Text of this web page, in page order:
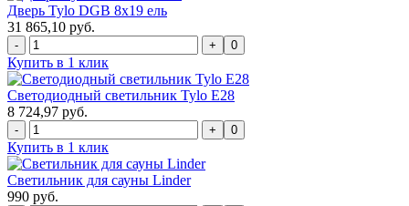
Дверь Tylo DGB 8x19 ель
31 865,10 руб.
0
Купить в 1 клик
Светодиодный светильник Tylo E28
8 724,97 руб.
0
Купить в 1 клик
Светильник для сауны Linder
990 руб.